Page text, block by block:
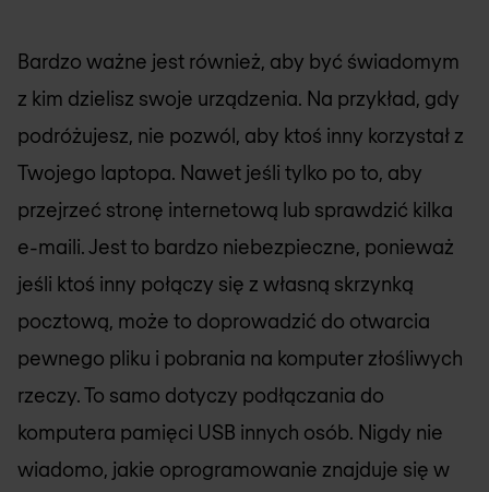
Bardzo ważne jest również, aby być świadomym
z kim dzielisz swoje urządzenia. Na przykład, gdy
podróżujesz, nie pozwól, aby ktoś inny korzystał z
Twojego laptopa. Nawet jeśli tylko po to, aby
przejrzeć stronę internetową lub sprawdzić kilka
e-maili. Jest to bardzo niebezpieczne, ponieważ
jeśli ktoś inny połączy się z własną skrzynką
pocztową, może to doprowadzić do otwarcia
pewnego pliku i pobrania na komputer złośliwych
rzeczy. To samo dotyczy podłączania do
komputera pamięci USB innych osób. Nigdy nie
wiadomo, jakie oprogramowanie znajduje się w